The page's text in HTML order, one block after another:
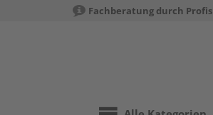
Fachberatung durch Profis